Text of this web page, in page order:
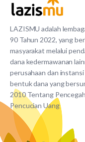
LAZISMU adalah
90 Tahun 2022, yang
masyarakat melalui
dana kedermawanan
perusahaan dan
bentuk dana yang
2010 Tentang
Pencucian Uang